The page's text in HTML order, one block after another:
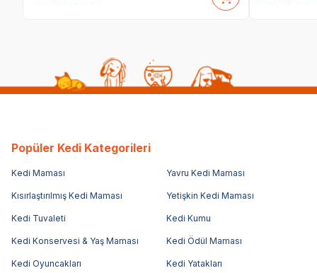
Popüler Kedi Kategorileri
Kedi Maması Yavru Kedi Maması
Kısırlaştırılmış Kedi Maması Yetişkin Kedi Maması
Kedi Tuvaleti Kedi Kumu
Kedi Konservesi & Yaş Maması Kedi Ödül Maması
Kedi Oyuncakları Kedi Yatakları